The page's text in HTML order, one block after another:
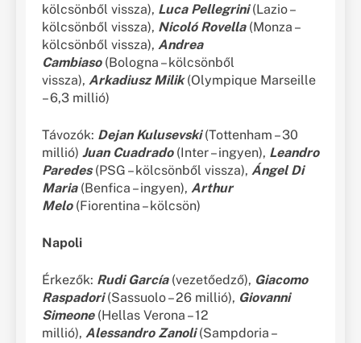
kölcsönből vissza), Luca Pellegrini(Lazio –
kölcsönből vissza), Nicoló Rovella(Monza –
kölcsönből vissza), Andrea
Cambiaso(Bologna – kölcsönből
vissza), Arkadiusz Milik(Olympique Marseille
– 6,3 millió)
Távozók: Dejan Kulusevski(Tottenham – 30
millió) Juan Cuadrado(Inter – ingyen), Leandro
Paredes(PSG – kölcsönből vissza), Ángel Di
Maria(Benfica – ingyen), Arthur
Melo(Fiorentina – kölcsön)
Napoli
Érkezők: Rudi García (vezetőedző), Giacomo
Raspadori(Sassuolo – 26 millió), Giovanni
Simeone(Hellas Verona – 12
millió), Alessandro Zanoli(Sampdoria –